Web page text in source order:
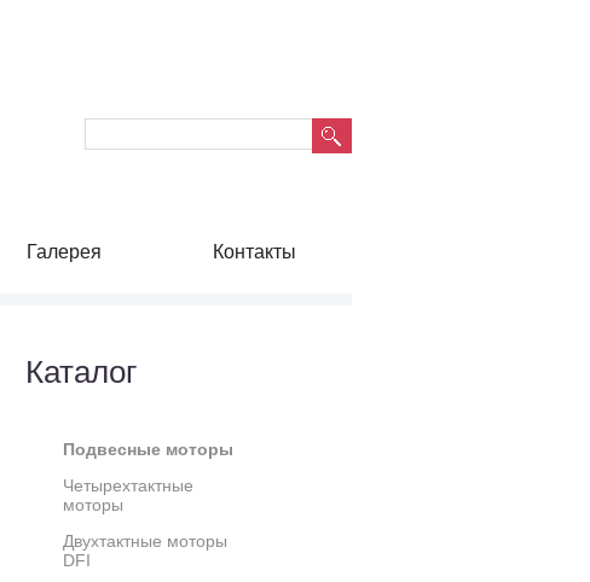
Галерея Контакты
Каталог
Подвесные моторы
Четырехтактные
моторы
Двухтактные моторы
DFI